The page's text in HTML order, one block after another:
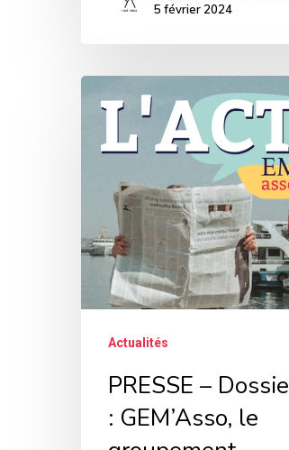
5 février 2024
Dossier
GEM’Asso,
le
groupement
répond
Actualités
PRESSE –
: GEM’Asso, le